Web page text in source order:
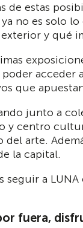
de estas
no es solo
y qué
acceder
que
junto a
y centro
del arte.
la capital.
seguir a
fuera,